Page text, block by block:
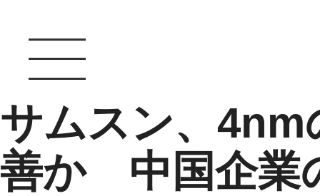
サムスン、4nm
善か 中国企業